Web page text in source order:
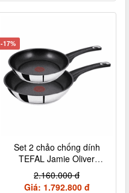
-17%
Set 2 chảo chống dính
TEFAL Jamie Oliver
Titanium 20 + 26cm nội
địa Đức
2.160.000 đ
Giá: 1.792.800 đ